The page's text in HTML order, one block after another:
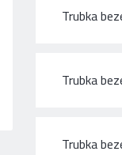
Trubka
Trubka
Trubka